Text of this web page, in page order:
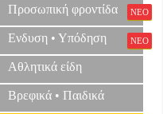
Προσωπική φροντίδα ΝΕΟ
Ενδυση • Υπόδηση ΝΕΟ
Αθλητικά είδη
Βρεφικά • Παιδικά